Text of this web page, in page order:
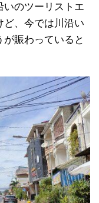
いのツーリストエ
ど、今では川沿い
賑わっていると